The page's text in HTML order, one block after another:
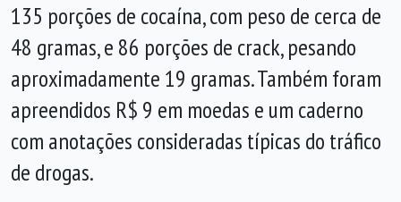
135 porções de cocaína, com peso de cerca de
48 gramas, e 86 porções de crack, pesando
aproximadamente 19 gramas. Também foram
apreendidos R$ 9 em moedas e um caderno
com anotações consideradas típicas do tráfico
de drogas.